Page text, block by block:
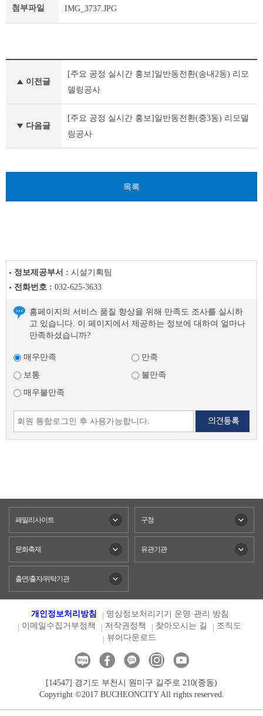
첨부파일 IMG_3737.JPG
이
글
이전글
[주요 공정 실시간 홍보]일반동전환(송내2동) 리모
델링공사
다음글
[주요 공정 실시간 홍보]일반동전환(중3동) 리모델
링공사
목록
정보제공부서 : 시설기획팀
전화번호 : 032-625-3633
홈페이지의 서비스 품질 향상을 위해 만족도 조사를 실시하
고 있습니다. 이 페이지에서 제공하는 정보에 대하여 얼마나
만족하셨습니까?
매우만족
만족
보통
불만족
매우불만족
패밀리사이트 구청
문화축제 유관기관
출연/출자/위탁기관
개인정보처리방침
영상정보처리기기 운영·관리 방침
이메일수집거부정책
저작권정책 찾아오시는 길
조직도
뷰어다운로드
[14547] 경기도 부천시 원미구 길주로 210(중동)
Copyright ©2017 BUCHEONCITY All rights reserved.